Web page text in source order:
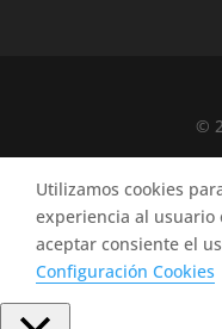
©
Utilizamos cookies
experiencia al
aceptar consiente el
Configuración Cookies